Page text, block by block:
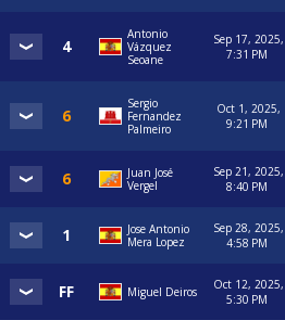
Antonio
Vázquez
Seoane
Sep 17, 2025,
7:31 PM
Sergio
Fernandez
Palmeiro
Oct 1, 2025,
9:21 PM
Juan José
Vergel
Sep 21, 2025,
8:40 PM
Jose Antonio
Mera Lopez
Sep 28, 2025,
4:58 PM
Miguel Deiros
Oct 12, 2025,
5:30 PM